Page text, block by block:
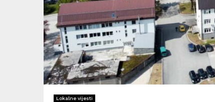
Lokalne vijesti